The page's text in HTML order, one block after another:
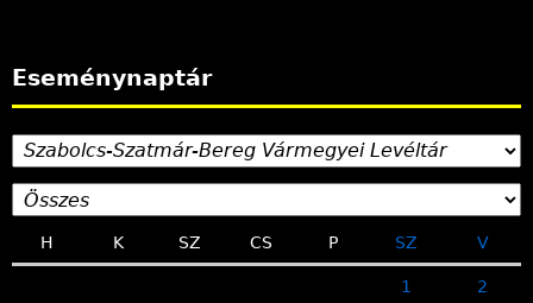
Eseménynaptár
H K SZ CS P SZ V
1 2